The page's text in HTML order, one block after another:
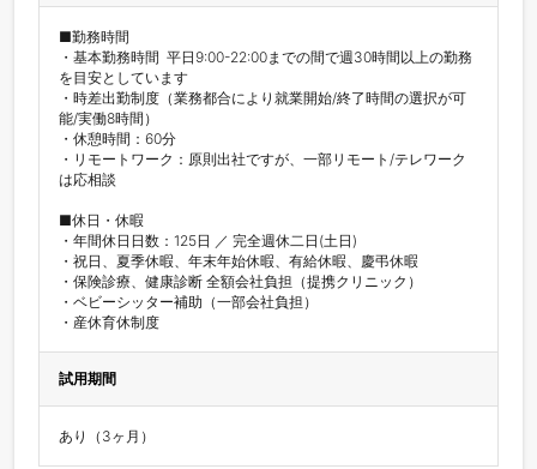
■勤務時間
・基本勤務時間  平日9:00-22:00までの間で週30時間以上の勤務
を目安としています
・時差出勤制度（業務都合により就業開始/終了時間の選択が可
能/実働8時間）
・休憩時間：60分
・リモートワーク：原則出社ですが、一部リモート/テレワーク
は応相談
■休日・休暇
・年間休日日数：125日 ／ 完全週休二日(土日)
・祝日、夏季休暇、年末年始休暇、有給休暇、慶弔休暇
・保険診療、健康診断 全額会社負担（提携クリニック）
・ベビーシッター補助（一部会社負担）
・産休育休制度
試用期間
あり（3ヶ月）